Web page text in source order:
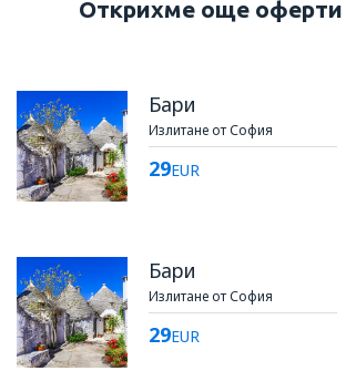
Открихме още оферти
Бари
Излитане от София
29EUR
Бари
Излитане от София
29EUR